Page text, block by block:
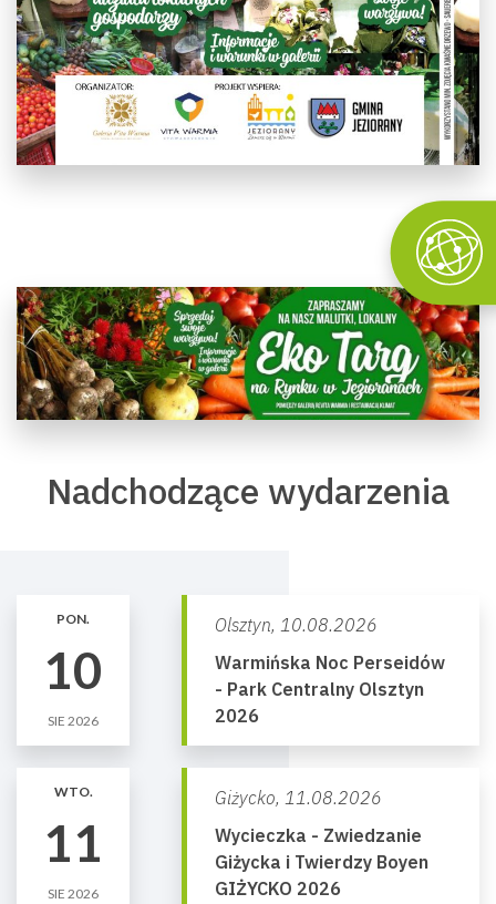
Nadchodzące wydarzenia
PON.
10
SIE 2026
Olsztyn, 10.08.2026
Warmińska Noc Perseidów
- Park Centralny Olsztyn
2026
WTO.
11
SIE 2026
Giżycko, 11.08.2026
Wycieczka - Zwiedzanie
Giżycka i Twierdzy Boyen
GIŻYCKO 2026